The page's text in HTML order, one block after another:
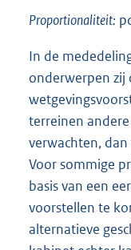
Proportionaliteit:
In de
onderwerpen
terreinen
verwachten,
Voor sommige
basis van een
voorstellen te
alternatieve